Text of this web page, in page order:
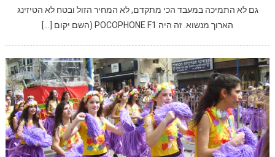
גם לא התמיכה במעבד הכי מתקדם, לא המחיר הזול ובטח לא הטיזינג
הארוך מנשוא. זה היה POCOPHONE F1 (השם יקום […]